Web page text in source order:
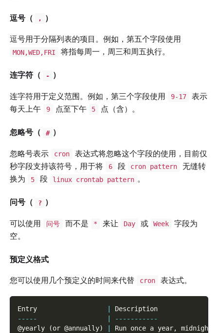
逗号（ , ）
逗号用于分隔列表的项目。例如，第五个字段使用
MON,WED,FRI 将指每周一，周三和周五执行。
连字符（ - ）
连字符用于定义范围。例如，第三个字段使用 9-17
表示
每天上午
9 点至下午 5 点（含）。
忽略号（ # ）
忽略号表示 cron
表达式将忽略这个字段的使用，目前仅
秒字段支持该符号，用于将
6 段 cron pattern
无缝转
换为
5 段 linux crontab pattern 。
问号（ ? ）
可以使用 问号 而不是 * 来让 Day 或 Week
字段为
空。
预定义格式
您可以使用几个预定义的时间来代替 cron 表达式。
Entry
-- -- - -- -- -- -- -- -
@yearly
(or @annually) Run once a year, midnight